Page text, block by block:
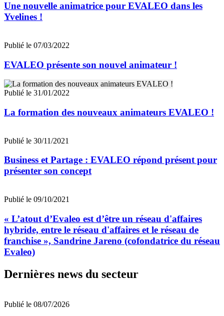
Une nouvelle animatrice pour EVALEO dans les
Yvelines !
Publié le 07/03/2022
EVALEO présente son nouvel animateur !
Publié le 31/01/2022
La formation des nouveaux animateurs EVALEO !
Publié le 30/11/2021
Business et Partage : EVALEO répond présent pour
présenter son concept
Publié le 09/10/2021
« L’atout d’Evaleo est d’être un réseau d'affaires
hybride, entre le réseau d'affaires et le réseau de
franchise », Sandrine Jareno (cofondatrice du réseau
Evaleo)
Dernières news du secteur
Publié le 08/07/2026